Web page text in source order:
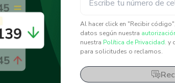
Al hacer click en "Recibir
datos según nuestra
nuestra Política de Privacidad. y
para solicitudes o reclamos.